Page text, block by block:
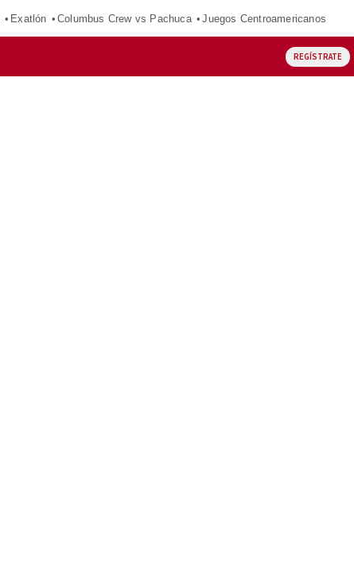
Exatlón Columbus Crew vs Pachuca Juegos Centroamericanos
REGÍSTRATE